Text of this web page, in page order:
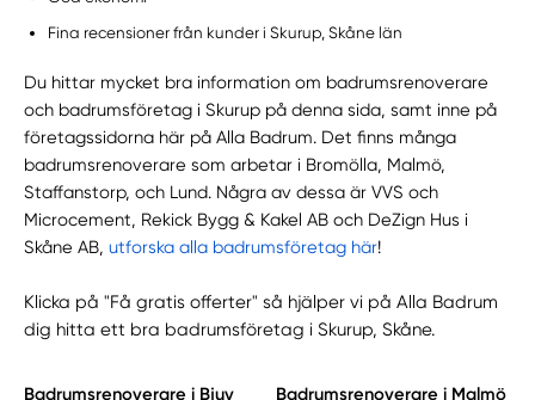
Fina recensioner från kunder i Skurup, Skåne län
Du hittar mycket bra information om badrumsrenoverare
och badrumsföretag i Skurup på denna sida, samt inne på
företagssidorna här på Alla Badrum. Det finns många
badrumsrenoverare som arbetar i Bromölla, Malmö,
Staffanstorp, och Lund. Några av dessa är VVS och
Microcement, Rekick Bygg & Kakel AB och DeZign Hus i
Skåne AB,utforska alla badrumsföretag här!
Klicka på "Få gratis offerter" så hjälper vi på Alla Badrum
dig hitta ett bra badrumsföretag i Skurup, Skåne.
Badrumsrenoverare i Bjuv Badrumsrenoverare i Malmö